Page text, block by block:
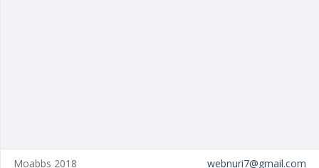
webnuri7@gmail.com
Moabbs 2018